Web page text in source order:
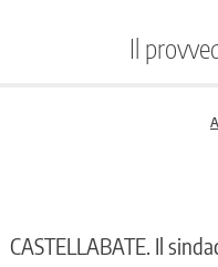
Il
CASTELLABATE . Il